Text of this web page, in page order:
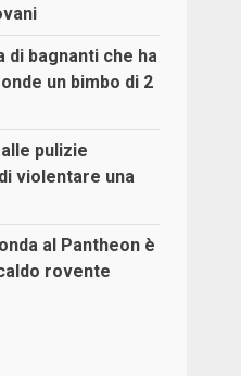
di bagnanti che ha
un bimbo di 2
pulizie
violentare una
al Pantheon è
rovente